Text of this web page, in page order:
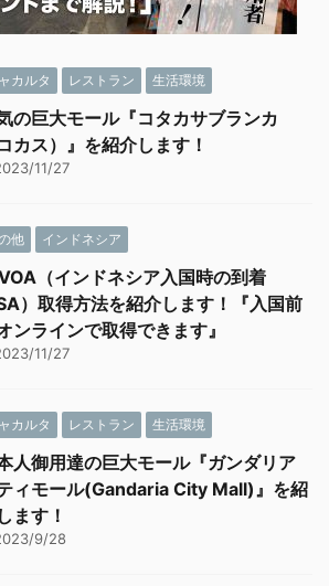
カルタ レストラン 生活環境
の巨大モール『コタカサブランカ
コカス）』を紹介します！
11/27
他 インドネシア
（インドネシア入国時の到着
）取得方法を紹介します！『入国前
ンラインで取得できます』
11/27
カルタ レストラン 生活環境
人御用達の巨大モール『ガンダリア
ィモール(Gandaria City Mall)』を紹
ます！
9/28